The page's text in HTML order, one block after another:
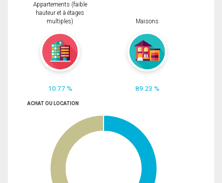
Appartements (faible
hauteur et à étages
multiples)
10.77 %
Maisons
89.23 %
ACHAT OU LOCATION